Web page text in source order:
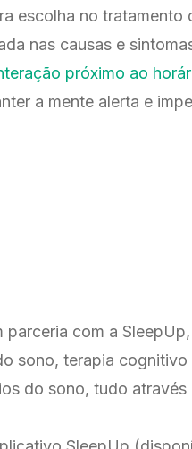
escolha no tratamento
nas causas e
próximo ao
a mente alerta e
parceria com a
sono, terapia
do sono, tudo através